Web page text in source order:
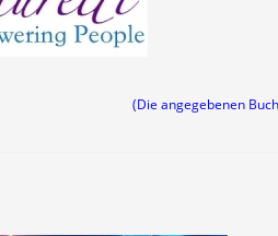
(Die angegebenen